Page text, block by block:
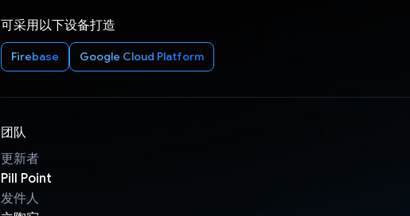
可采用以下设备打造
Firebase Google Cloud Platform
团队
更新者
Pill Point
发件人